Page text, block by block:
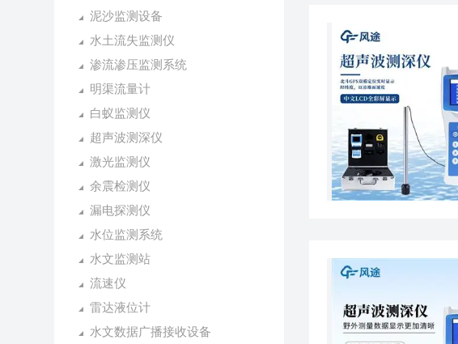
泥沙监测设备
水土流失监测仪
渗流渗压监测系统
明渠流量计
白蚁监测仪
超声波测深仪
激光监测仪
余震检测仪
漏电探测仪
水位监测系统
水文监测站
流速仪
雷达液位计
水文数据广播接收设备